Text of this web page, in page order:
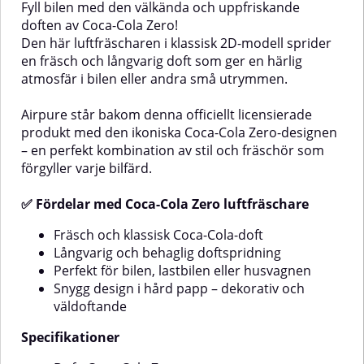
lastbilen, husbilen eller andra
mindre utrymmen där du vill
skapa en fräsch atmosfär.✅
Fördelar med Airpure Coca-Cola
LuftfräschareIkonisk och
autentisk Coca-Cola®-
doftspridningGer en fräsch och
behaglig luft i bilenVeganvänlig
och tillverkad av miljöanpassade
materialAnvändningsområdeHäng
enkelt upp luftfräscharen i bilen,
små utrymmen för att njuta av
doften.SpecifikationerFärg:
Klassisk Coca-Cola®-rödDoft:
Coca-Cola®Material: Hård
pappHöjd: ca 11 cm
luftfräschareFrisk och
doft som håller bilen
fräschPerfekt storlek för bil,
lastbil eller husvagnKlassisk
design i hård
SpriteHöjd: 11 cmMaterial: Hård
papp
Fyll bilen med den välkända och uppfriskande
doften av Coca-Cola Zero!
Den här luftfräscharen i klassisk 2D-modell sprider
en fräsch och långvarig doft som ger en härlig
atmosfär i bilen eller andra små utrymmen.
Airpure står bakom denna officiellt licensierade
produkt med den ikoniska Coca-Cola Zero-designen
– en perfekt kombination av stil och fräschör som
förgyller varje bilfärd.
✅ Fördelar med Coca-Cola Zero luftfräschare
Fräsch och klassisk Coca-Cola-doft
Långvarig och behaglig doftspridning
Perfekt för bilen, lastbilen eller husvagnen
Snygg design i hård papp – dekorativ och
väldoftande
Specifikationer